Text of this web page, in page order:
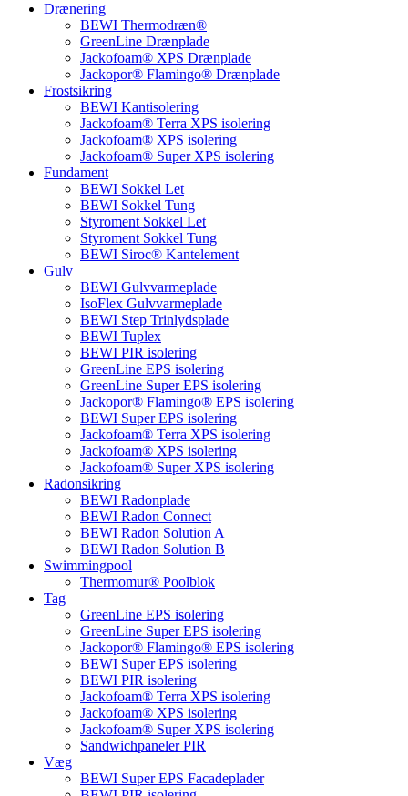
Drænering
BEWI Thermodræn®
GreenLine Drænplade
Jackofoam® XPS Drænplade
Jackopor® Flamingo® Drænplade
Frostsikring
BEWI Kantisolering
Jackofoam® Terra XPS isolering
Jackofoam® XPS isolering
Jackofoam® Super XPS isolering
Fundament
BEWI Sokkel Let
BEWI Sokkel Tung
Styroment Sokkel Let
Styroment Sokkel Tung
BEWI Siroc® Kantelement
Gulv
BEWI Gulvvarmeplade
IsoFlex Gulvvarmeplade
BEWI Step Trinlydsplade
BEWI Tuplex
BEWI PIR isolering
GreenLine EPS isolering
GreenLine Super EPS isolering
Jackopor® Flamingo® EPS isolering
BEWI Super EPS isolering
Jackofoam® Terra XPS isolering
Jackofoam® XPS isolering
Jackofoam® Super XPS isolering
Radonsikring
BEWI Radonplade
BEWI Radon Connect
BEWI Radon Solution A
BEWI Radon Solution B
Swimmingpool
Thermomur® Poolblok
Tag
GreenLine EPS isolering
GreenLine Super EPS isolering
Jackopor® Flamingo® EPS isolering
BEWI Super EPS isolering
BEWI PIR isolering
Jackofoam® Terra XPS isolering
Jackofoam® XPS isolering
Jackofoam® Super XPS isolering
Sandwichpaneler PIR
Væg
BEWI Super EPS Facadeplader